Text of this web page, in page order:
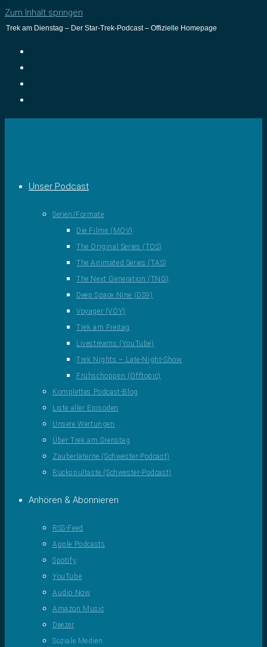
Zum Inhalt springen
Trek am Dienstag – Der Star-Trek-Podcast – Offizielle Homepage
Unser Podcast
Serien/Formate
Die Filme (MOV)
The Original Series (TOS)
The Animated Series (TAS)
The Next Generation (TNG)
Deep Space Nine (DS9)
Voyager (VOY)
Trek am Freitag
Livestreams (YouTube)
Trek Nights – Late-Night-Show
Frühschoppen (Offtopic)
Komplettes Podcast-Blog
Liste aller Episoden
Unsere Wertungen
Über Trek am Dienstag
Zauberlaterne (Schwester-Podcast)
Rückspultaste (Schwester-Podcast)
Anhören & Abonnieren
RSS-Feed
Apple Podcasts
Spotify
YouTube
Audio Now
Amazon Music
Deezer
Soziale Medien